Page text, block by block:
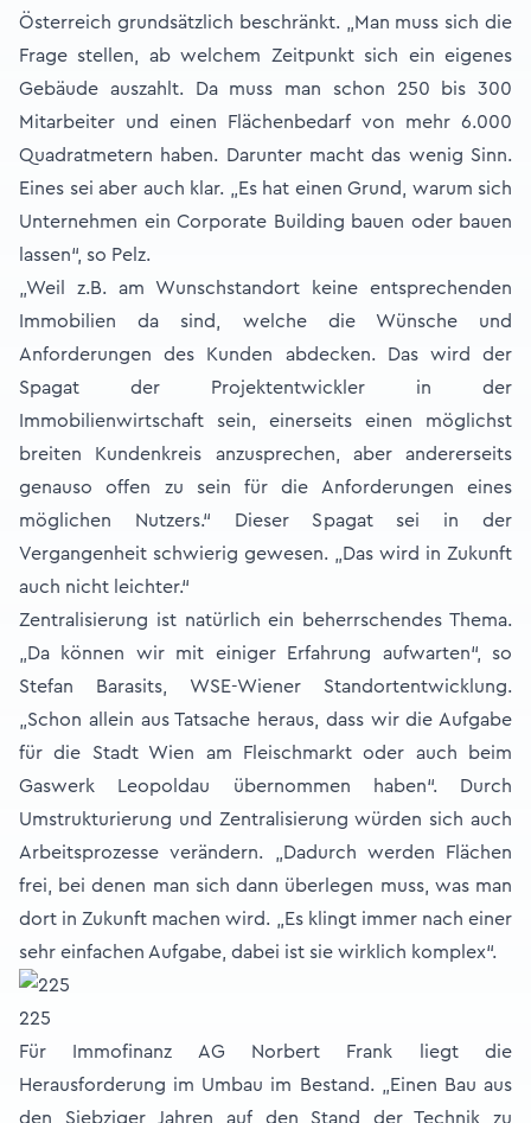
Österreich grundsätzlich beschränkt. „Man muss sich die
Frage stellen, ab welchem Zeitpunkt sich ein eigenes
Gebäude auszahlt. Da muss man schon 250 bis 300
Mitarbeiter und einen Flächenbedarf von mehr 6.000
Quadratmetern haben. Darunter macht das wenig Sinn.
Eines sei aber auch klar. „Es hat einen Grund, warum sich
Unternehmen ein Corporate Building bauen oder bauen
lassen“, so Pelz.
„Weil z.B. am Wunschstandort keine entsprechenden
Immobilien da sind, welche die Wünsche und
Anforderungen des Kunden abdecken. Das wird der
Spagat der Projektentwickler in der
Immobilienwirtschaft sein, einerseits einen möglichst
breiten Kundenkreis anzusprechen, aber andererseits
genauso offen zu sein für die Anforderungen eines
möglichen Nutzers.“ Dieser Spagat sei in der
Vergangenheit schwierig gewesen. „Das wird in Zukunft
auch nicht leichter.“
Zentralisierung ist natürlich ein beherrschendes Thema.
„Da können wir mit einiger Erfahrung aufwarten“, so
Stefan Barasits, WSE-Wiener Standortentwicklung.
„Schon allein aus Tatsache heraus, dass wir die Aufgabe
für die Stadt Wien am Fleischmarkt oder auch beim
Gaswerk Leopoldau übernommen haben“. Durch
Umstrukturierung und Zentralisierung würden sich auch
Arbeitsprozesse verändern. „Dadurch werden Flächen
frei, bei denen man sich dann überlegen muss, was man
dort in Zukunft machen wird. „Es klingt immer nach einer
sehr einfachen Aufgabe, dabei ist sie wirklich komplex“.
225
Für Immofinanz AG Norbert Frank liegt die
Herausforderung im Umbau im Bestand. „Einen Bau aus
den Siebziger Jahren auf den Stand der Technik zu